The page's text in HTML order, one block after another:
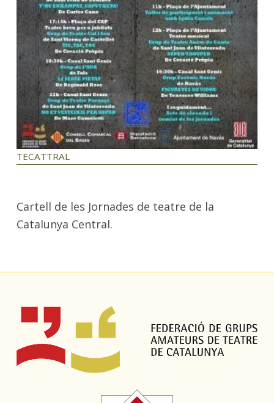
TECATTRAL
Cartell de les Jornades de teatre de la
Catalunya Central.